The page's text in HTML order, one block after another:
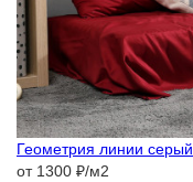
Геометрия линии серый
от 1300 ₽/м2